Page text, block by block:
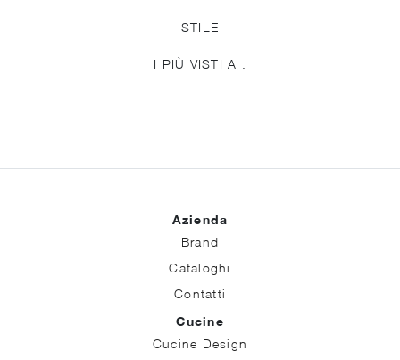
STILE
I PIÙ VISTI A :
Azienda
Brand
Cataloghi
Contatti
Cucine
Cucine Design